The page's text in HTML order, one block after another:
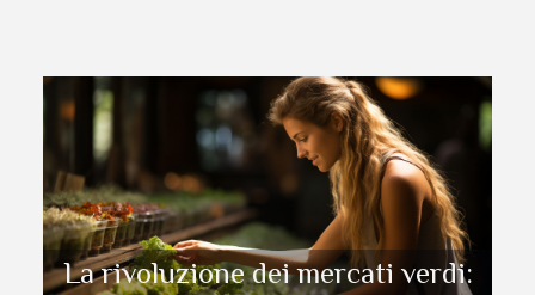
La rivoluzione dei mercati verdi: